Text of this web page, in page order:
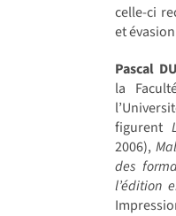
celle-ci
et
Pascal
la
figurent
2006),
des
l’édition